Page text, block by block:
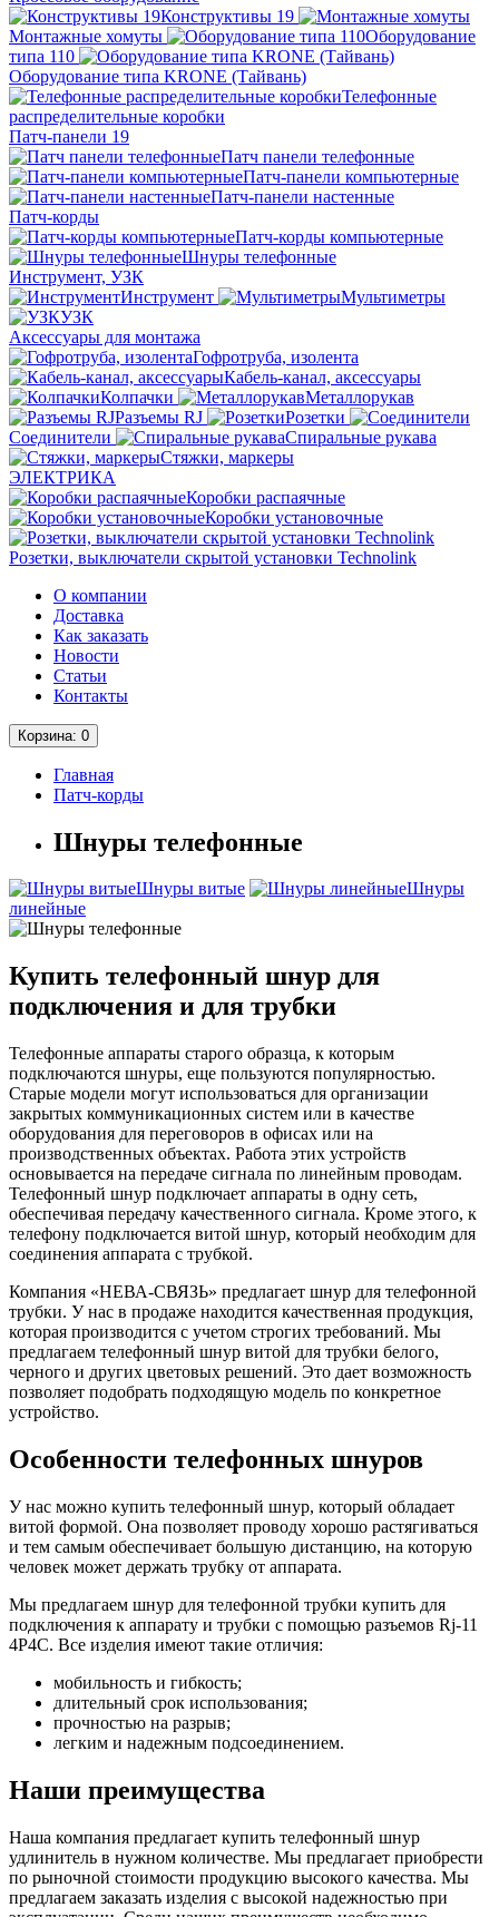
Конструктивы 19
Монтажные хомуты
Оборудование
типа 110
Оборудование типа KRONE (Тайвань)
Телефонные
распределительные коробки
Патч-панели 19
Патч панели телефонные
Патч-панели компьютерные
Патч-панели настенные
Патч-корды
Патч-корды компьютерные
Шнуры телефонные
Инструмент, УЗК
Инструмент
Мультиметры
УЗК
Аксессуары для монтажа
Гофротруба, изолента
Кабель-канал, аксессуары
Колпачки
Металлорукав
Разъемы RJ
Розетки
Соединители
Спиральные рукава
Стяжки, маркеры
ЭЛЕКТРИКА
Коробки распаячные
Коробки установочные
Розетки, выключатели скрытой установки Technolink
О компании
Доставка
Как заказать
Новости
Статьи
Контакты
Корзина: 0
Главная
Патч-корды
Шнуры телефонные
Шнуры витые
Шнуры
линейные
Купить телефонный шнур для
подключения и для трубки
Телефонные аппараты старого образца, к которым
подключаются шнуры, еще пользуются популярностью.
Старые модели могут использоваться для организации
закрытых коммуникационных систем или в качестве
оборудования для переговоров в офисах или на
производственных объектах. Работа этих устройств
основывается на передаче сигнала по линейным проводам.
Телефонный шнур подключает аппараты в одну сеть,
обеспечивая передачу качественного сигнала. Кроме этого, к
телефону подключается витой шнур, который необходим для
соединения аппарата с трубкой.
Компания «НЕВА-СВЯЗЬ» предлагает шнур для телефонной
трубки. У нас в продаже находится качественная продукция,
которая производится с учетом строгих требований. Мы
предлагаем телефонный шнур витой для трубки белого,
черного и других цветовых решений. Это дает возможность
позволяет подобрать подходящую модель по конкретное
устройство.
Особенности телефонных шнуров
У нас можно купить телефонный шнур, который обладает
витой формой. Она позволяет проводу хорошо растягиваться
и тем самым обеспечивает большую дистанцию, на которую
человек может держать трубку от аппарата.
Мы предлагаем шнур для телефонной трубки купить для
подключения к аппарату и трубки с помощью разъемов Rj-11
4P4C. Все изделия имеют такие отличия:
мобильность и гибкость;
длительный срок использования;
прочностью на разрыв;
легким и надежным подсоединением.
Наши преимущества
Наша компания предлагает купить телефонный шнур
удлинитель в нужном количестве. Мы предлагает приобрести
по рыночной стоимости продукцию высокого качества. Мы
предлагаем заказать изделия с высокой надежностью при